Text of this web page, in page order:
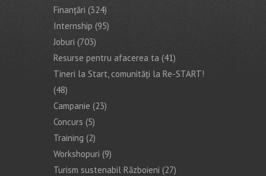
Finanţări (324)
Internship (95)
Joburi (703)
Resurse pentru afacerea ta (41)
Tineri la Start, comunități la Re-START!
(48)
Campanie (23)
Concurs (5)
Training (2)
Workshopuri (9)
Turism sustenabil Războieni (27)